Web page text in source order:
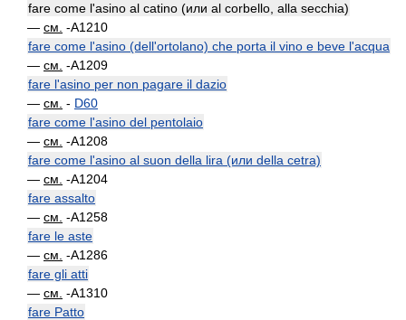
fare come l'asino al catino (или al corbello, alla secchia)
— см. -A1210
fare come l'asino (dell'ortolano) che porta il vino e beve l'acqua
— см. -A1209
fare l'asino per non pagare il dazio
— см. - D60
fare come l'asino del pentolaio
— см. -A1208
fare come l'asino al suon della lira (или della cetra)
— см. -A1204
fare assalto
— см. -A1258
fare le aste
— см. -A1286
fare gli atti
— см. -A1310
fare Patto